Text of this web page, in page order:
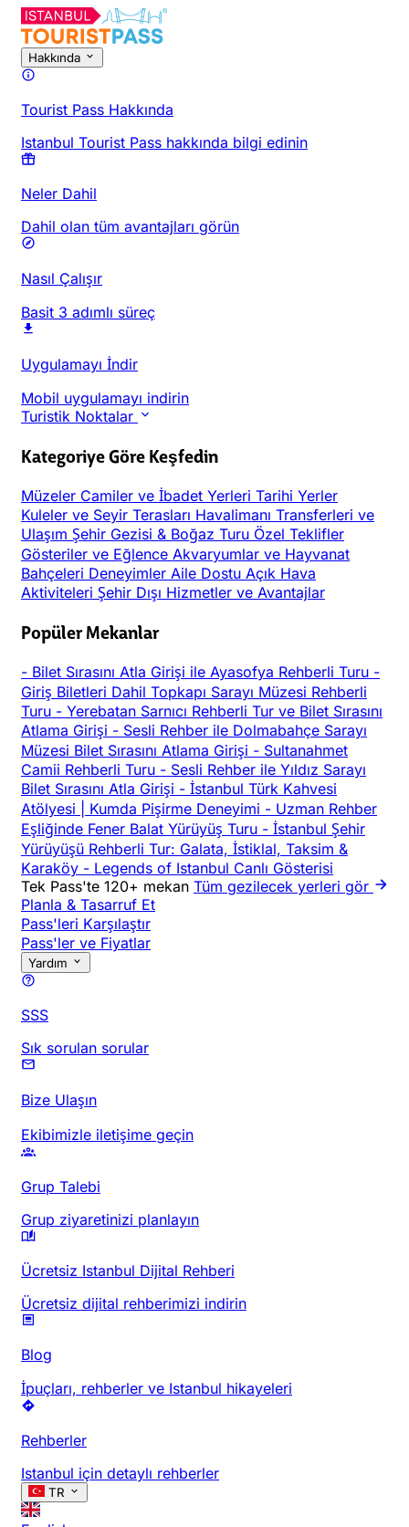
Hakkında
Tourist Pass Hakkında
Istanbul Tourist Pass hakkında bilgi edinin
Neler Dahil
Dahil olan tüm avantajları görün
Nasıl Çalışır
Basit 3 adımlı süreç
Uygulamayı İndir
Mobil uygulamayı indirin
Turistik Noktalar
Kategoriye Göre Keşfedin
Müzeler Camiler ve İbadet Yerleri Tarihi Yerler
Kuleler ve Seyir Terasları Havalimanı Transferleri ve
Ulaşım Şehir Gezisi & Boğaz Turu Özel Teklifler
Gösteriler ve Eğlence Akvaryumlar ve Hayvanat
Bahçeleri Deneyimler Aile Dostu Açık Hava
Aktiviteleri Şehir Dışı Hizmetler ve Avantajlar
Popüler Mekanlar
- Bilet Sırasını Atla Girişi ile Ayasofya Rehberli Turu -
Giriş Biletleri Dahil Topkapı Sarayı Müzesi Rehberli
Turu - Yerebatan Sarnıcı Rehberli Tur ve Bilet Sırasını
Atlama Girişi - Sesli Rehber ile Dolmabahçe Sarayı
Müzesi Bilet Sırasını Atlama Girişi - Sultanahmet
Camii Rehberli Turu - Sesli Rehber ile Yıldız Sarayı
Bilet Sırasını Atla Girişi - İstanbul Türk Kahvesi
Atölyesi | Kumda Pişirme Deneyimi - Uzman Rehber
Eşliğinde Fener Balat Yürüyüş Turu - İstanbul Şehir
Yürüyüşü Rehberli Tur: Galata, İstiklal, Taksim &
Karaköy - Legends of Istanbul Canlı Gösterisi
Tek Pass'te 120+ mekan Tüm gezilecek yerleri gör
Planla & Tasarruf Et
Pass'leri Karşılaştır
Pass'ler ve Fiyatlar
Yardım
SSS
Sık sorulan sorular
Bize Ulaşın
Ekibimizle iletişime geçin
Grup Talebi
Grup ziyaretinizi planlayın
Ücretsiz Istanbul Dijital Rehberi
Ücretsiz dijital rehberimizi indirin
Blog
İpuçları, rehberler ve Istanbul hikayeleri
Rehberler
Istanbul için detaylı rehberler
TR